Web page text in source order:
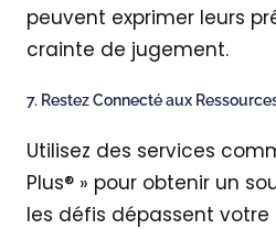
peuvent exprimer leurs
crainte de jugement.
7. Restez Connecté aux
Utilisez des services
Plus® » pour obtenir un
les défis dépassent votre